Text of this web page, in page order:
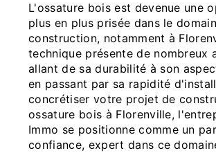
L'ossature bois est devenue une
plus en plus prisée dans le
construction, notamment à
technique présente de nombreux
allant de sa durabilité à son
en passant par sa rapidité
concrétiser votre projet de
ossature bois à Florenville,
Immo se positionne comme un
confiance, expert dans ce